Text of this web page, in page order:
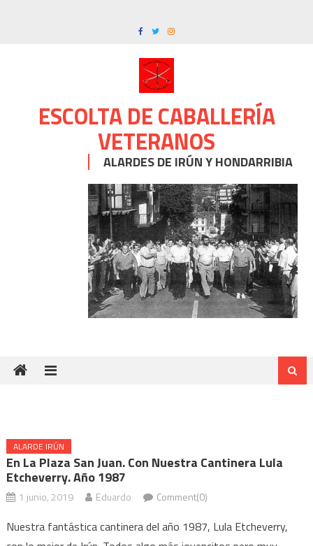
ESCOLTA DE CABALLERÍA
VETERANOS
ALARDES DE IRÚN Y HONDARRIBIA
ALARDE IRÚN
En La Plaza San Juan. Con Nuestra Cantinera Lula
Etcheverry. Año 1987
1 junio, 2019 Eduardo Comment(0)
Nuestra fantástica cantinera del año 1987, Lula Etcheverry,